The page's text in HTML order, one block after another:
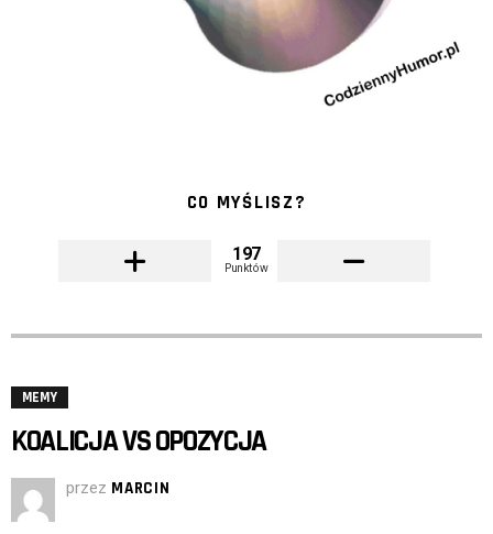
CO MYŚLISZ?
197
Punktów
MEMY
KOALICJA VS OPOZYCJA
przez MARCIN